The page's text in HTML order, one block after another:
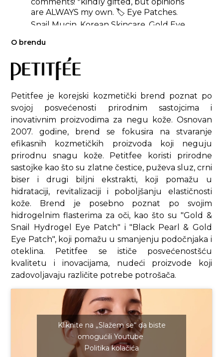
are ALWAYS my own. 🏷️ Eye Patches.
Snail Mucin. Korean Skincare. Gold Eye
#eyepatches
#snailmucin
#eyepatchesreview
#skincarereviewer
#koreanskincarereview #svbeautifulself
#stylevanafamily #skincarereels
#texturereels #texturewednesday
#skincaretextures #textureshot
#luxuryskincareproducts
#luxuryskincare #aestheticskincare
#aesthetictextures
#aestheticproduct
#skincarewednesday #stylevanafamily
#hydrogeleyepatch #goldeyepatches
#goldeyepatch
♬ GASLIGHT - INJI
O brendu
Petitfee je korejski kozmetički brend poznat po
svojoj posvećenosti prirodnim sastojcima i
inovativnim proizvodima za negu kože. Osnovan
2007. godine, brend se fokusira na stvaranje
efikasnih kozmetičkih proizvoda koji neguju
prirodnu snagu kože. Petitfee koristi prirodne
sastojke kao što su zlatne čestice, puževa sluz, crni
biser i drugi biljni ekstrakti, koji pomažu u
hidrataciji, revitalizaciji i poboljšanju elastičnosti
kože. Brend je posebno poznat po svojim
hidrogelnim flasterima za oči, kao što su "Gold &
Snail Hydrogel Eye Patch" i "Black Pearl & Gold
Eye Patch", koji pomažu u smanjenju podočnjaka i
oteklina. Petitfee se ističe posvećenostšću
kvalitetu i inovacijama, nudeći proizvode koji
zadovoljavaju različite potrebe potrošača.
Kliknite na „Slažem se“ da biste
omogućili Youtube
Politika kolačića